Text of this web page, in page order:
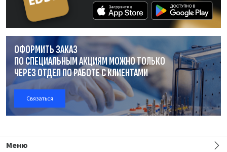
ОФОРМИТЬ ЗАКАЗ
ПО СПЕЦИАЛЬНЫМ АКЦИЯМ МОЖНО ТОЛЬКО
ЧЕРЕЗ ОТДЕЛПО РАБОТЕС КЛИЕНТАМИ
Связаться
Меню